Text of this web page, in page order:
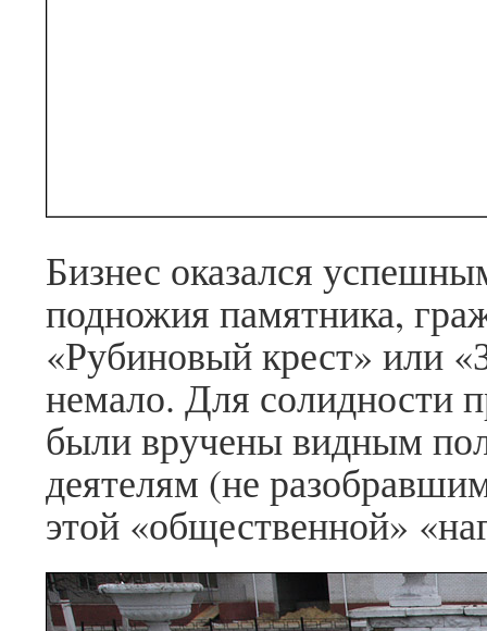
Бизнес оказался
подножия памятника,
«Рубиновый крест» или
немало. Для солидности
были вручены видным
деятелям (не
этой «общественной»